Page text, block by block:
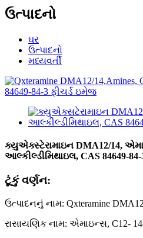
ઉત્પાદનો
ઘર
ઉત્પાદનો
મધ્યવર્તી
ક્યુએક્સ્ટેરામાઇન DMA12/14,
આલ્કીલ્ડીમિથાઇલ, CAS 84649-84-
ટૂંકું વર્ણન:
ઉત્પાદનનું નામ: Qxteramine
રાસાયણિક નામ: એમાઇન્સ, C12-